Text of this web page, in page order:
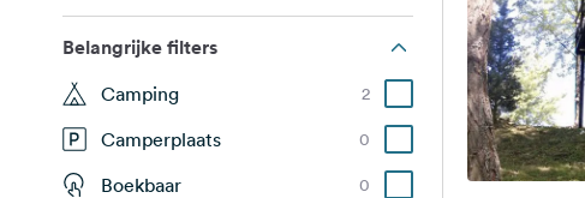
Belangrijke filters
Camping 2
Camperplaats 0
Boekbaar 0